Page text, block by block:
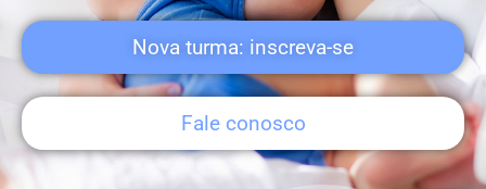
Nova turma: inscreva-se
Fale conosco